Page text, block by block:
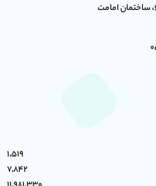
1,519
7,842